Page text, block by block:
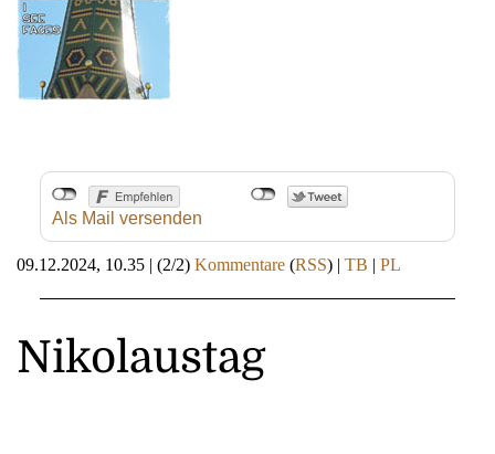
Als Mail versenden
09.12.2024, 10.35 | (2/2) Kommentare (RSS) | TB | PL
Nikolaustag